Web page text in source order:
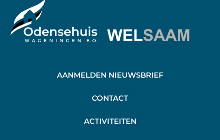
AANMELDEN NIEUWSBRIEF
CONTACT
ACTIVITEITEN